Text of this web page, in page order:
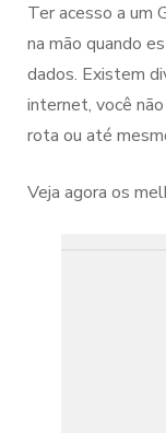
Ter acesso a um
na mão quando
dados. Existem
internet, você
rota ou até
Veja agora os